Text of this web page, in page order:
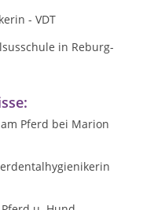
- VDT
in Reburg-
Pferd bei Marion